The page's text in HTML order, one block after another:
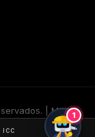
| Medio
ICC
1